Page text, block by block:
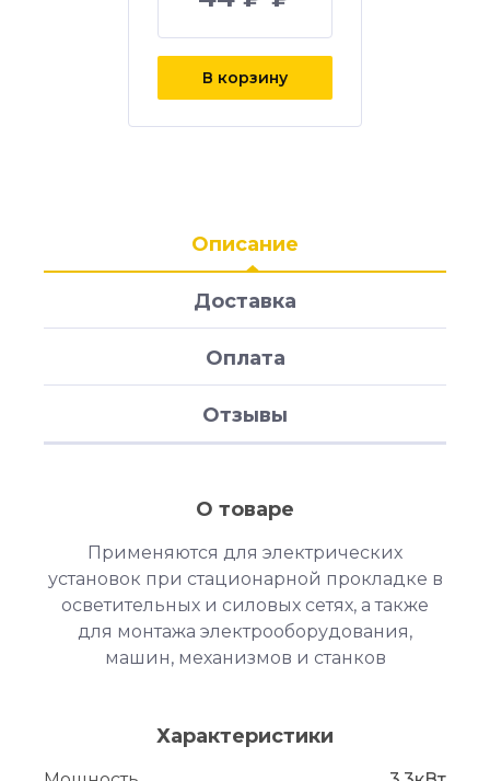
В корзину
Описание
Доставка
Оплата
Отзывы
О товаре
Применяются для электрических
установок при стационарной прокладке в
осветительных и силовых сетях, а также
для монтажа электрооборудования,
машин, механизмов и станков
Характеристики